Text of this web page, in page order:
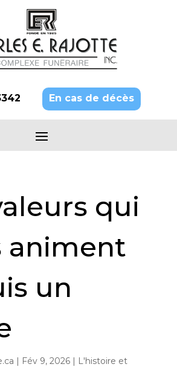
En cas de décès
qui
animent
un
| Fév 9, 2026| L'histoire et